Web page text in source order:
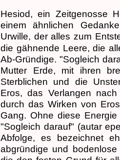
Hesiod, ein Zeitgenosse
einem ähnlichen
Urwille, der alles zum
die gähnende Leere, die
Ab-Gründige. "Sogleich
Mutter Erde, mit ihren
Sterblichen und die
Eros, das Verlangen
durch das Wirken von
Gang. Ohne diese
"Sogleich darauf" (autar
Abfolge, es bezeichnet
abgründige und